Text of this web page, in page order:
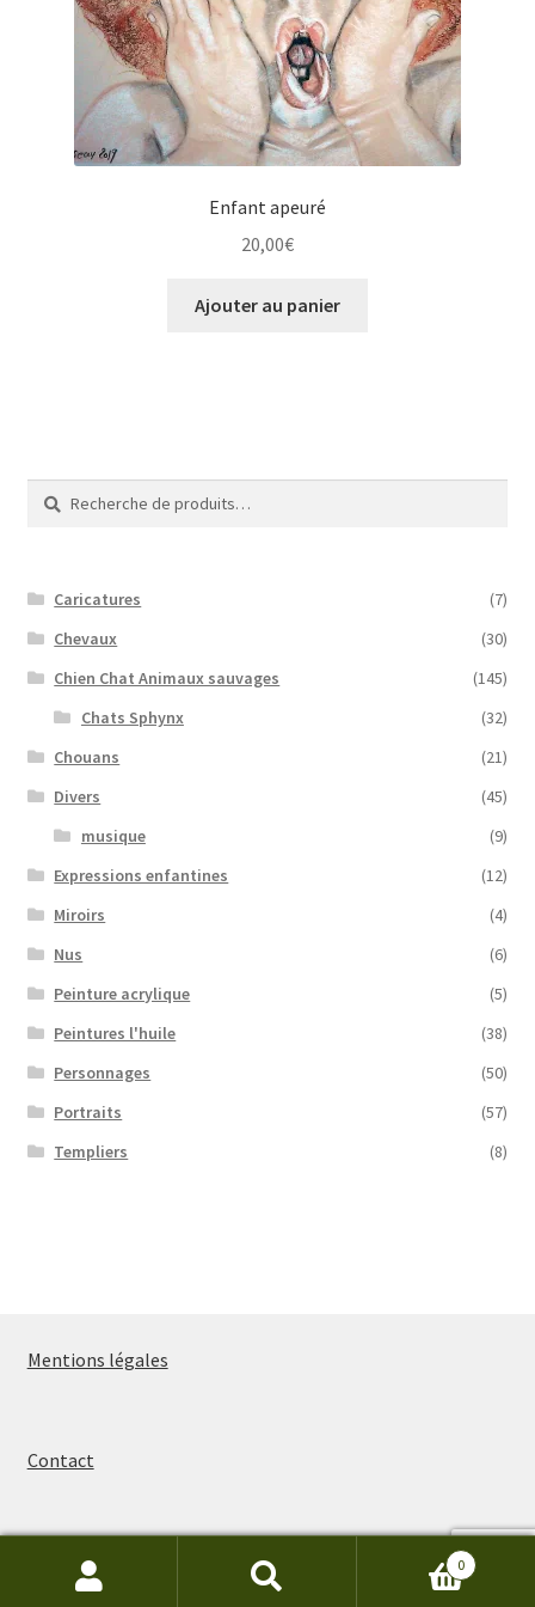
WPMS HTML Sitemap
Enfant apeuré
20,00€
Ajouter au panier
Recherche
pour :
Recherche
Caricatures
(7)
Chevaux
(30)
Chien Chat Animaux sauvages
(145)
Chats Sphynx
(32)
Chouans
(21)
Divers
(45)
musique
(9)
Expressions enfantines
(12)
Miroirs
(4)
Nus
(6)
Peinture acrylique
(5)
Peintures l'huile
(38)
Personnages
(50)
Portraits
(57)
Templiers
(8)
Mentions légales
Contact
Recherche
Recherche
0